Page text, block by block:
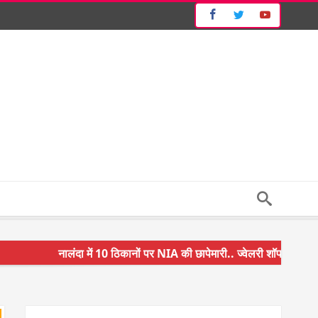
नालंदा में 10 ठिकानों पर NIA की छापेमारी.. ज्वेलरी शॉप और गन हाउस पर